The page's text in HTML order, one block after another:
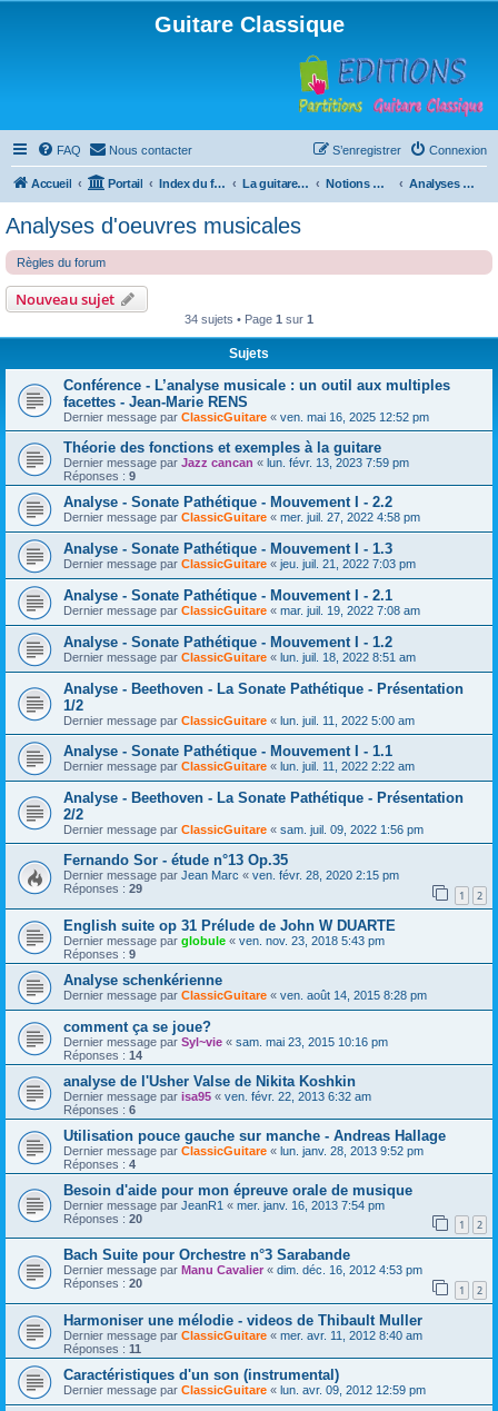
Guitare Classique
FAQ Nous contacter Connexion
S’enregistrer
Accueil Portail Index du forum La guitare : instrument, cours et théorie Notions musicales Analyses d'oeuvres musicales
Analyses d'oeuvres musicales
Règles du forum
Nouveau sujet
34 sujets • Page 1 sur 1
Sujets
Conférence - L’analyse musicale : un outil aux multiples
facettes - Jean-Marie RENS
Dernier message par ClassicGuitare « ven. mai 16, 2025 12:52 pm
Théorie des fonctions et exemples à la guitare
Dernier message par Jazz cancan « lun. févr. 13, 2023 7:59 pm
Réponses : 9
Analyse - Sonate Pathétique - Mouvement I - 2.2
Dernier message par ClassicGuitare « mer. juil. 27, 2022 4:58 pm
Analyse - Sonate Pathétique - Mouvement I - 1.3
Dernier message par ClassicGuitare « jeu. juil. 21, 2022 7:03 pm
Analyse - Sonate Pathétique - Mouvement I - 2.1
Dernier message par ClassicGuitare « mar. juil. 19, 2022 7:08 am
Analyse - Sonate Pathétique - Mouvement I - 1.2
Dernier message par ClassicGuitare « lun. juil. 18, 2022 8:51 am
Analyse - Beethoven - La Sonate Pathétique - Présentation
1/2
Dernier message par ClassicGuitare « lun. juil. 11, 2022 5:00 am
Analyse - Sonate Pathétique - Mouvement I - 1.1
Dernier message par ClassicGuitare « lun. juil. 11, 2022 2:22 am
Analyse - Beethoven - La Sonate Pathétique - Présentation
2/2
Dernier message par ClassicGuitare « sam. juil. 09, 2022 1:56 pm
Fernando Sor - étude n°13 Op.35
Dernier message par Jean Marc « ven. févr. 28, 2020 2:15 pm
Réponses : 29 1 2
English suite op 31 Prélude de John W DUARTE
Dernier message par globule « ven. nov. 23, 2018 5:43 pm
Réponses : 9
Analyse schenkérienne
Dernier message par ClassicGuitare « ven. août 14, 2015 8:28 pm
comment ça se joue?
Dernier message par Syl~vie « sam. mai 23, 2015 10:16 pm
Réponses : 14
analyse de l'Usher Valse de Nikita Koshkin
Dernier message par isa95 « ven. févr. 22, 2013 6:32 am
Réponses : 6
Utilisation pouce gauche sur manche - Andreas Hallage
Dernier message par ClassicGuitare « lun. janv. 28, 2013 9:52 pm
Réponses : 4
Besoin d'aide pour mon épreuve orale de musique
Dernier message par JeanR1 « mer. janv. 16, 2013 7:54 pm
Réponses : 20 1 2
Bach Suite pour Orchestre n°3 Sarabande
Dernier message par Manu Cavalier « dim. déc. 16, 2012 4:53 pm
Réponses : 20 1 2
Harmoniser une mélodie - videos de Thibault Muller
Dernier message par ClassicGuitare « mer. avr. 11, 2012 8:40 am
Réponses : 11
Caractéristiques d'un son (instrumental)
Dernier message par ClassicGuitare « lun. avr. 09, 2012 12:59 pm